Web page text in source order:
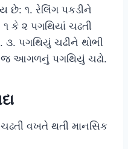
છે: ૧. રેલિંગ પકડીને
૧ કે ૨ પગથિયાં ચઢતી
૩. પગથિયું ચઢીને થોભી
જ આગળનું પગથિયું ચઢો.
ચઢતી વખતે થતી માનસિક